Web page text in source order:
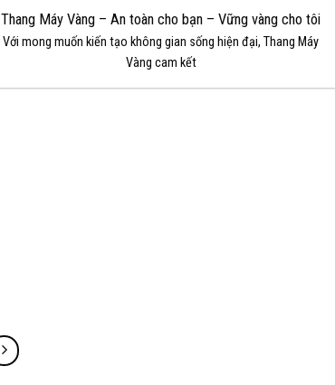
Thang Máy Vàng – An toàn cho bạn – Vững vàng cho tôi
Với mong muốn kiến tạo không gian sống hiện đại, Thang Máy
Vàng cam kết